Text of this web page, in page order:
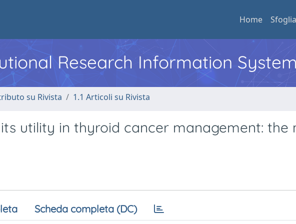
Home Sfoglia
Research Information System
su Rivista 1.1 Articoli su Rivista
utility in thyroid cancer management: the
Scheda completa (DC)